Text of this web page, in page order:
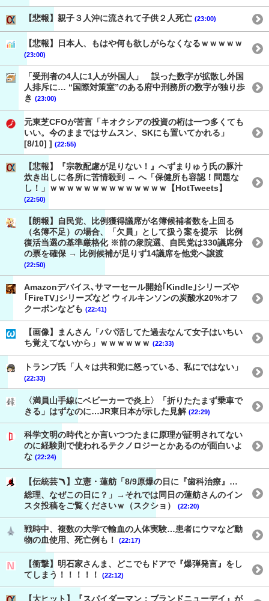
【悲報】親子３人沖に流されて子供２人死亡 (23:00)
【悲報】日本人、もはや何も欲しがらなくなるｗｗｗｗｗ
(23:00)
「受刑者の4人に1人が外国人」 誤った数字が拡散し外国
人排斥に… “国際対策室”のある府中刑務所の数字が独り歩
き (23:00)
元東芝CFOが苦言「キオクシアの投資の桁は一つ多くても
いい。今のままではサムスン、SKにも置いてかれる」
[8/10] ] (22:55)
【悲報】『宗教配慮が足りない！』へずまりゅう氏の豚汁
炊き出しに各所に苦情殺到 → へ「保健所も容認！問題な
し！」ｗｗｗｗｗｗｗｗｗｗｗｗｗｗ【HotTweets】
(22:50)
【朗報】自民党、比例獲得議席が名簿候補者数を上回る
（名簿不足）の場合、「欠員」として扱う案を提示 比例
復活当選の基準厳格化 ※前の衆院選、自民党は330議席分
の票を確保 → 比例候補が足りず14議席を他党へ譲渡
(22:50)
Amazonデバイス､サマーセール開始｢Kindle｣シリーズや
｢FireTV｣シリーズなど ウィルキンソンの炭酸水20%オフ
クーポンなども (22:41)
【画像】まんさん「パパ活してた過去なんて女子はいちい
ち覚えてないから」ｗｗｗｗｗｗ (22:33)
トランプ氏「人々は共和党に怒っている、私にではない」
(22:33)
〈満員山手線にベビーカーで炎上〉「折りたたまず乗車で
きる」はずなのに…JR東日本が示した見解 (22:29)
科学文明の時代とか言いつつたまに原理が証明されてない
のに経験則で使われるテクノロジーとかあるのが面白いよ
な (22:24)
【伝統芸🪃】立憲・蓮舫「8/9原爆の日に『歯科治療』…
総理、なぜこの日に？」→それでは同日の蓮舫さんのイン
スタ投稿をご覧くださいｗ（スクショ）
(22:20)
戦時中、複数の大学で輸血の人体実験…患者にウマなど動
物の血使用、死亡例も！
(22:17)
【衝撃】明石家さんま、どこでもドアで『爆弾発言』をし
てしまう！！！！！
(22:12)
【大ヒット】『スパイダーマン：ブランドニューデイ』が